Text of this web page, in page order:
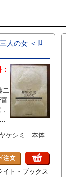
人の女 ＜世
二
ケシミ 本体
イト・ブックス